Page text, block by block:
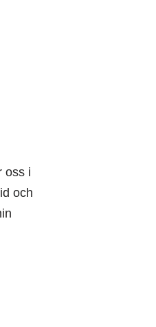
oss i
och